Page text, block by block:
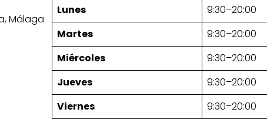
Málaga
Lunes
9:30–20:00
Martes
9:30–20:00
Miércoles
9:30–20:00
Jueves
9:30–20:00
Viernes
9:30–20:00